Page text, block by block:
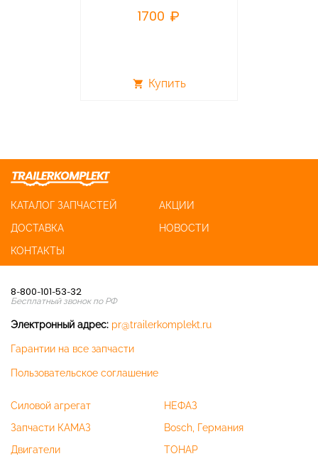
1700
shopping_cart Купить
КАТАЛОГ ЗАПЧАСТЕЙ
АКЦИИ
ДОСТАВКА
НОВОСТИ
КОНТАКТЫ
8-800-101-53-32
Бесплатный звонок по РФ
Электронный адрес: pr@trailerkomplekt.ru
Гарантии на все запчасти
Пользовательское соглашение
Силовой агрегат
Запчасти КАМАЗ
Двигатели
НЕФАЗ
Bosch, Германия
ТОНАР